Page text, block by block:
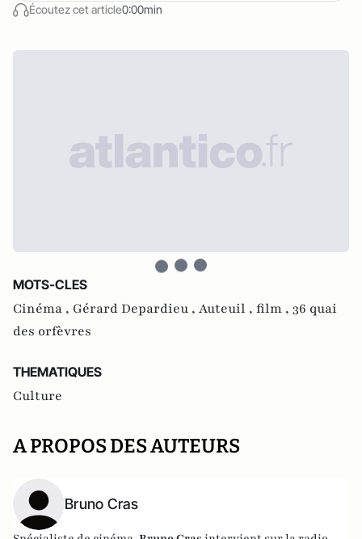
Écoutez cet article0:00min
MOTS-CLES
Cinéma , Gérard Depardieu , Auteuil , film , 36 quai
des orfèvres
THEMATIQUES
Culture
A PROPOS DES AUTEURS
Bruno Cras